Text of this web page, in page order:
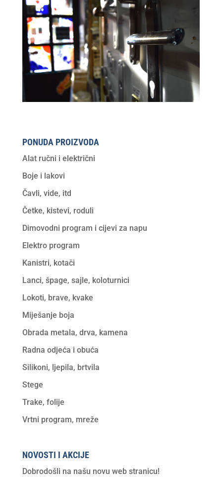
PONUDA PROIZVODA
Alat ručni i električni
Boje i lakovi
Čavli, vide, itd
Četke, kistevi, roduli
Dimovodni program i cijevi za napu
Elektro program
Kanistri, kotači
Lanci, špage, sajle, koloturnici
Lokoti, brave, kvake
Miješanje boja
Obrada metala, drva, kamena
Radna odjeća i obuća
Silikoni, ljepila, brtvila
Stege
Trake, folije
Vrtni program, mreže
NOVOSTI I AKCIJE
Dobrodošli na našu novu web stranicu!